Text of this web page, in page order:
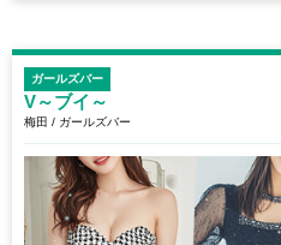
ガールズバー
V～ブイ～
梅田 / ガールズバー